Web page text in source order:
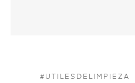
#UTILESDELIMPIEZA